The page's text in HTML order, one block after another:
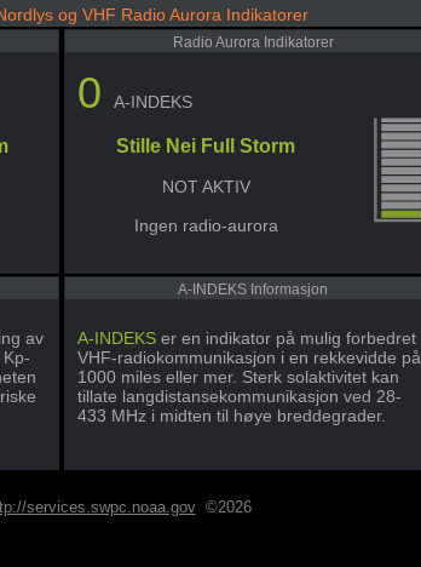
og VHF Radio Aurora Indikatorer
Radio Aurora Indikatorer
0 A-INDEKS
Stille Nei Full Storm
NOT AKTIV
Ingen radio-aurora
av
A-INDEKS Informasjon
A-INDEKS er en indikator på mulig forbedret
VHF-radiokommunikasjon i en rekkevidde på
1000 miles eller mer. Sterk solaktivitet kan
tillate langdistansekommunikasjon ved 28-
433 MHz i midten til høye breddegrader.
services.swpc.noaa.gov©2026